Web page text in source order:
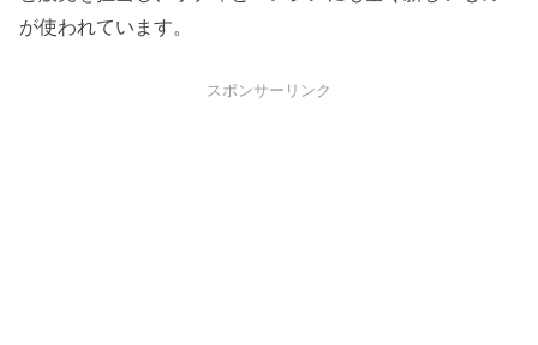
が使われています。
スポンサーリンク